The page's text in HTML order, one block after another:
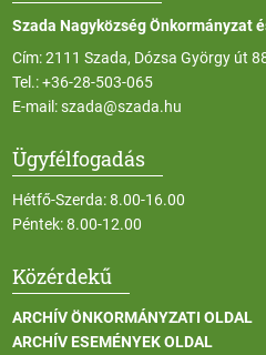
Szada Nagyközség Önkormányzat
Cím: 2111 Szada, Dózsa György út
Tel.:+36-28-503-065
E-mail:szada@szada.hu
Ügyfélfogadás
Hétfő-Szerda: 8.00-16.00
Péntek: 8.00-12.00
Közérdekű
ARCHÍV ÖNKORMÁNYZATI OLDAL
ARCHÍV ESEMÉNYEK OLDAL